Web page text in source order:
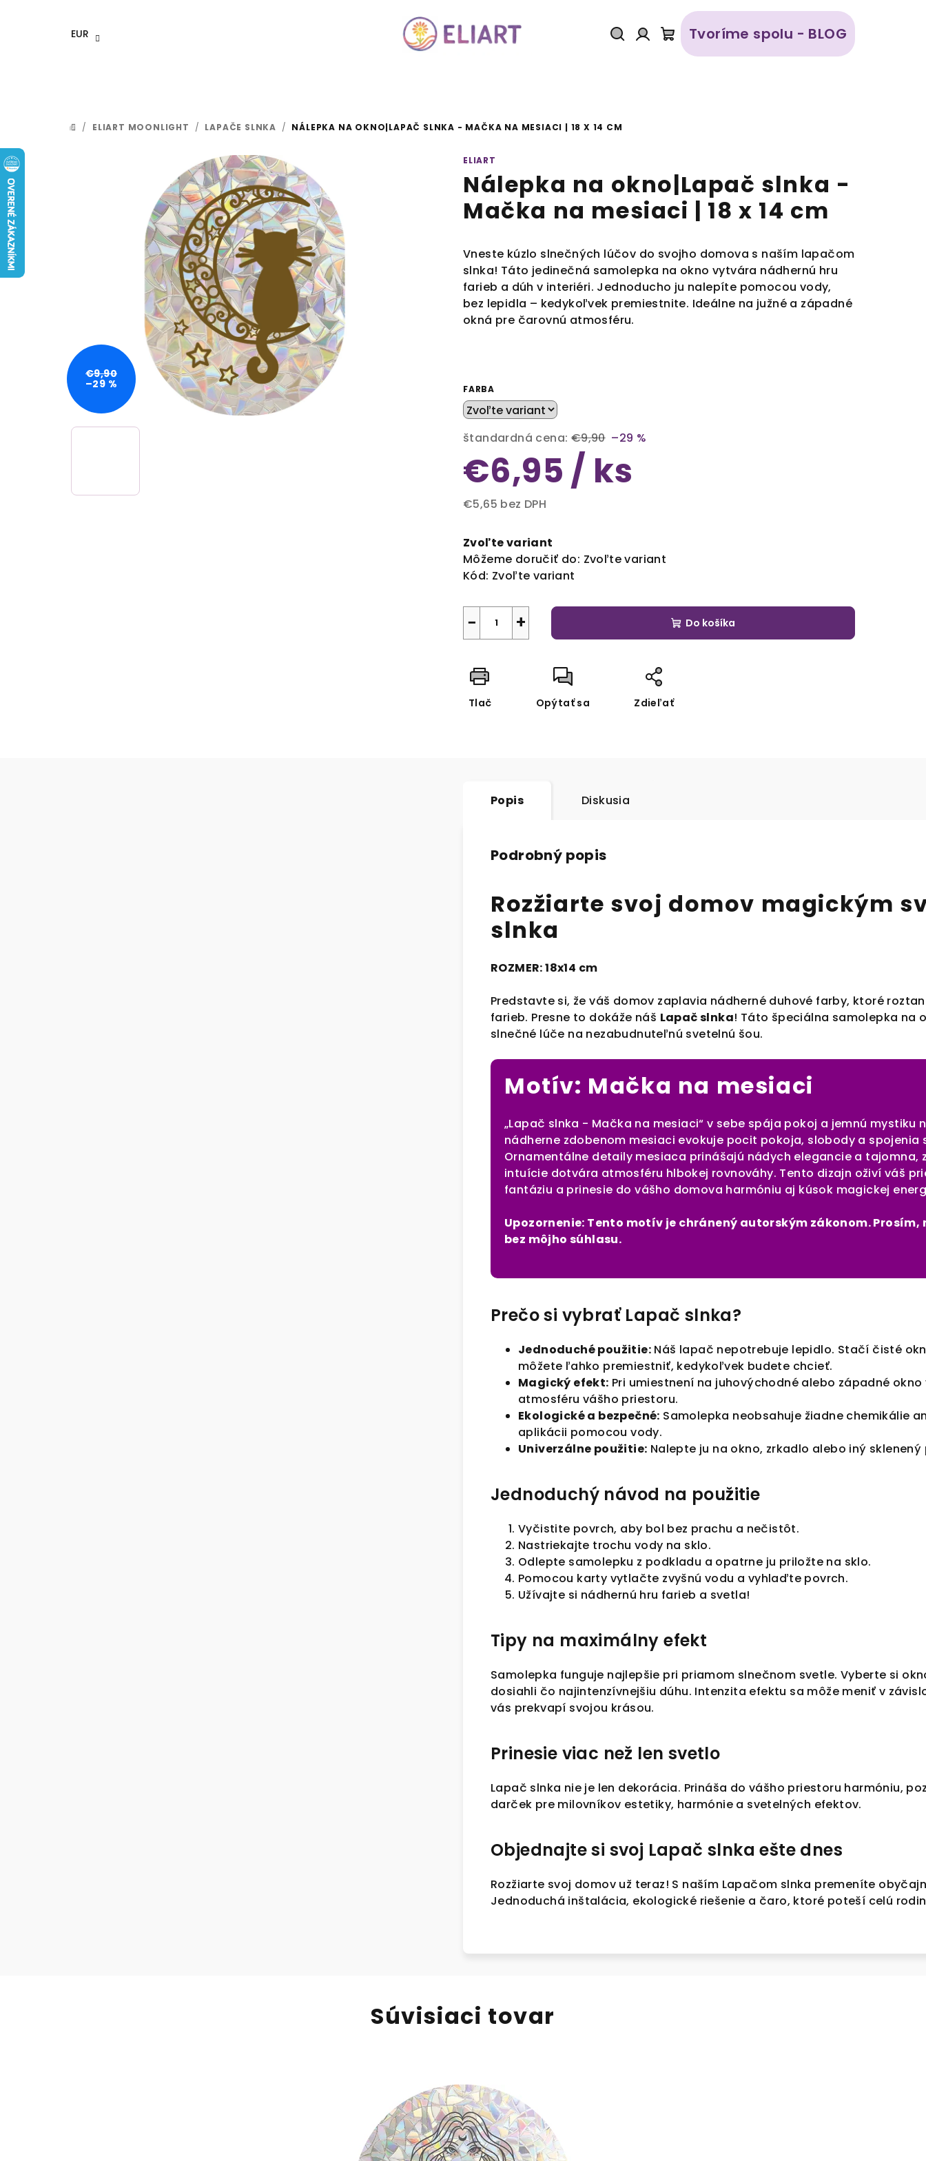
EUR
Prihlásenie
Nákupný
Tvoríme spolu - BLOG
DOMOV
/ ELIART MOONLIGHT / LAPAČE SLNKA / NÁLEPKA NA OKNO|LAPAČ SLNKA - MAČKA NA MESIACI | 18 X 14 CM
ELIART
Nálepka na okno|Lapač slnka -
Mačka na mesiaci | 18 x 14 cm
Vneste kúzlo slnečných lúčov do svojho domova s naším lapačom
slnka! Táto jedinečná samolepka na okno vytvára nádhernú hru
farieb a dúh v interiéri. Jednoducho ju nalepíte pomocou vody,
bez lepidla – kedykoľvek premiestnite. Ideálne na južné a západné
okná pre čarovnú atmosféru.
FARBA
štandardná cena: €9,90 –29 %
€6,95 / ks
€5,65 bez DPH
cena:
Zvoľte variant
Môžeme doručiť do: Zvoľte variant
Kód: Zvoľte variant
+
− Do košíka
Tlač Opýtať sa Zdieľať
€9,90
–29 %
Popis Diskusia
Podrobný popis
Rozžiarte svoj domov magickým
slnka
ROZMER: 18x14 cm
Predstavte si, že váš domov zaplavia nádherné duhové farby, ktoré
farieb. Presne to dokáže náš Lapač slnka! Táto špeciálna samolepka na
slnečné lúče na nezabudnuteľnú svetelnú šou.
Motív: Mačka na mesiaci
„Lapač slnka - Mačka na mesiaci“ v sebe spája pokoj a jemnú
nádherne zdobenom mesiaci evokuje pocit pokoja, slobody a
Ornamentálne detaily mesiaca prinášajú nádych elegancie a
intuície dotvára atmosféru hlbokej rovnováhy. Tento dizajn oživí váš
fantáziu a prinesie do vášho domova harmóniu aj kúsok magickej
Upozornenie: Tento motív je chránený autorským zákonom. Prosím,
bez môjho súhlasu.
Prečo si vybrať Lapač slnka?
Jednoduché použitie: Náš lapač nepotrebuje lepidlo. Stačí čisté
môžete ľahko premiestniť, kedykoľvek budete chcieť.
Magický efekt: Pri umiestnení na juhovýchodné alebo západné
atmosféru vášho priestoru.
Ekologické a bezpečné: Samolepka neobsahuje žiadne chemikálie
aplikácii pomocou vody.
Univerzálne použitie: Nalepte ju na okno, zrkadlo alebo iný
Jednoduchý návod na použitie
Vyčistite povrch, aby bol bez prachu a nečistôt.
Nastriekajte trochu vody na sklo.
Odlepte samolepku z podkladu a opatrne ju priložte na sklo.
Pomocou karty vytlačte zvyšnú vodu a vyhlaďte povrch.
Užívajte si nádhernú hru farieb a svetla!
Tipy na maximálny efekt
Samolepka funguje najlepšie pri priamom slnečnom svetle. Vyberte si
dosiahli čo najintenzívnejšiu dúhu. Intenzita efektu sa môže meniť v
vás prekvapí svojou krásou.
Prinesie viac než len svetlo
Lapač slnka nie je len dekorácia. Prináša do vášho priestoru harmóniu,
darček pre milovníkov estetiky, harmónie a svetelných efektov.
Objednajte si svoj Lapač slnka ešte dnes
Rozžiarte svoj domov už teraz! S naším Lapačom slnka premeníte
Jednoduchá inštalácia, ekologické riešenie a čaro, ktoré poteší celú
Súvisiaci tovar